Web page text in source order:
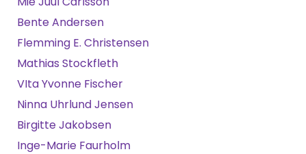
Bente Andersen
Flemming E. Christensen
Mathias Stockfleth
VIta Yvonne Fischer
Ninna Uhrlund Jensen
Birgitte Jakobsen
Inge-Marie Faurholm